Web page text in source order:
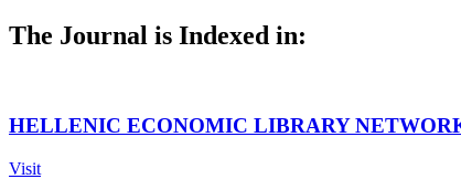
The Journal is Indexed in:
HELLENIC ECONOMIC LIBRARY
Visit